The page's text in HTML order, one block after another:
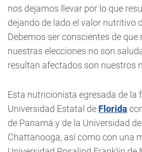
nos dejamos llevar por lo que
dejando de lado el valor nutritivo
Debemos ser conscientes de que
nuestras elecciones no son
resultan afectados son nuestros
Esta nutricionista egresada de la
Universidad Estatal de Florida
de Panamá y de la Universidad
Chattanooga, así como con una